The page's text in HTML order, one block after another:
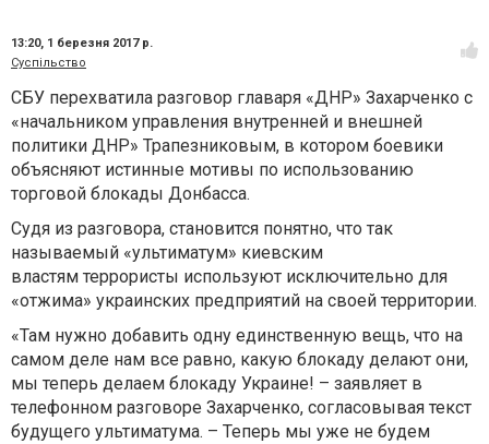
13:20, 1 березня 2017 р.
Суспільство
СБУ перехватила разговор главаря «ДНР» Захарченко с
«начальником управления внутренней и внешней
политики ДНР» Трапезниковым, в котором боевики
объясняют истинные мотивы по использованию
торговой блокады Донбасса.
Судя из разговора, становится понятно, что так
называемый «ультиматум» киевским
властям террористы используют исключительно для
«отжима» украинских предприятий на своей территории.
«Там нужно добавить одну единственную вещь, что на
самом деле нам все равно, какую блокаду делают они,
мы теперь делаем блокаду Украине! – заявляет в
телефонном разговоре Захарченко, согласовывая текст
будущего ультиматума. – Теперь мы уже не будем